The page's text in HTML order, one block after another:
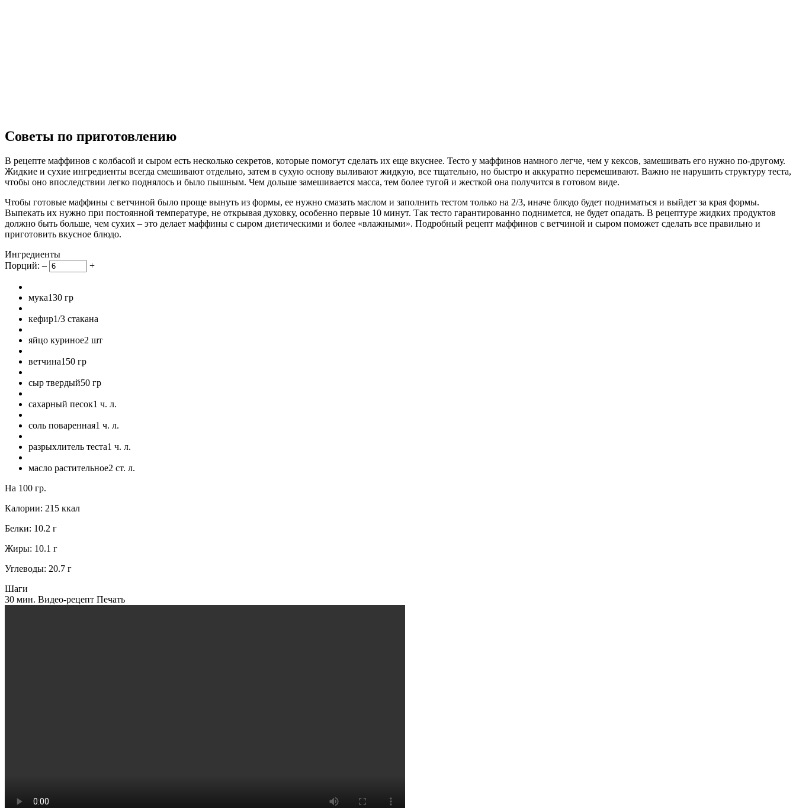
Советы по приготовлению
В рецепте маффинов с колбасой и сыром есть несколько секретов, которые помогут сделать их еще вкуснее. Тесто у маффинов намного легче, чем у кексов, замешивать его нужно по-другому.
Жидкие и сухие ингредиенты всегда смешивают отдельно, затем в сухую основу выливают жидкую, все тщательно, но быстро и аккуратно перемешивают. Важно не нарушить структуру теста,
чтобы оно впоследствии легко поднялось и было пышным. Чем дольше замешивается масса, тем более тугой и жесткой она получится в готовом виде.
Чтобы готовые маффины с ветчиной было проще вынуть из формы, ее нужно смазать маслом и заполнить тестом только на 2/3, иначе блюдо будет подниматься и выйдет за края формы.
Выпекать их нужно при постоянной температуре, не открывая духовку, особенно первые 10 минут. Так тесто гарантированно поднимется, не будет опадать. В рецептуре жидких продуктов
должно быть больше, чем сухих – это делает маффины с сыром диетическими и более «влажными». Подробный рецепт маффинов с ветчиной и сыром поможет сделать все правильно и
приготовить вкусное блюдо.
Ингредиенты
Порций: – +
мука130 гр
кефир1/3 стакана
яйцо куриное2 шт
ветчина150 гр
сыр твердый50 гр
сахарный песок1 ч. л.
соль поваренная1 ч. л.
разрыхлитель теста1 ч. л.
масло растительное2 ст. л.
На 100 гр.
Калории: 215 ккал
Белки: 10.2 г
Жиры: 10.1 г
Углеводы: 20.7 г
Шаги
30 мин. Видео-рецепт Печать